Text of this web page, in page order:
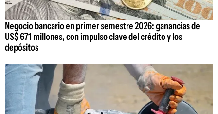
Negocio bancario en primer semestre 2026: ganancias de
US$ 671 millones, con impulso clave del crédito y los
depósitos